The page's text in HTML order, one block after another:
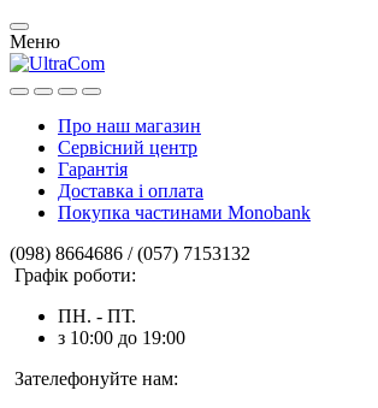
Меню
Про наш магазин
Сервісний центр
Гарантія
Доставка і оплата
Покупка частинами Monobank
(098) 8664686 / (057) 7153132
Графік роботи:
ПН. - ПТ.
з 10:00 до 19:00
Зателефонуйте нам: